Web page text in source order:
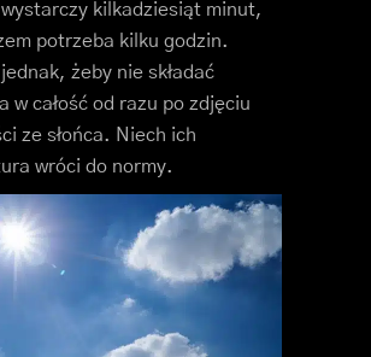
kilkadziesiąt minut,
potrzeba kilku godzin.
żeby nie składać
w całość od razu po zdjęciu
ze słońca. Niech ich
wróci do normy.